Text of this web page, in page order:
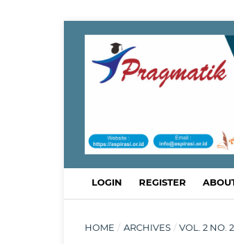
LOGIN REGISTER
HOME / ARCHIVES / VOL. 2 NO.